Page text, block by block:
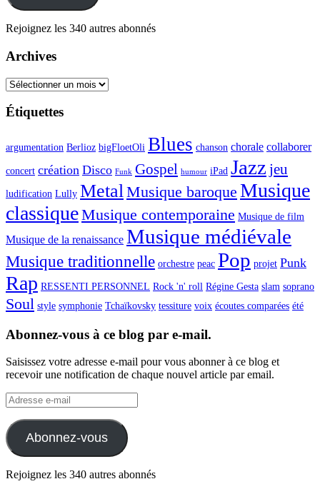
Rejoignez les 340 autres abonnés
Archives
Archives
Étiquettes
argumentation Berlioz bigFloetOli Blues chanson chorale collaborer
concert création Disco Funk Gospel humour iPad Jazz jeu
ludification Lully MetalMusique baroque Musique
classiqueMusique contemporaine Musique de film
Musique de la renaissance Musique médiévale
Musique traditionnelle orchestre peac Pop projet Punk
Rap RESSENTI PERSONNEL Rock 'n' roll Régine Gesta slam soprano
Soul style symphonie Tchaïkovsky tessiture voix écoutes comparées été
Abonnez-vous à ce blog par e-mail.
Saisissez votre adresse e-mail pour vous abonner à ce blog et
recevoir une notification de chaque nouvel article par email.
Adresse
e-
mail
Abonnez-vous
Rejoignez les 340 autres abonnés